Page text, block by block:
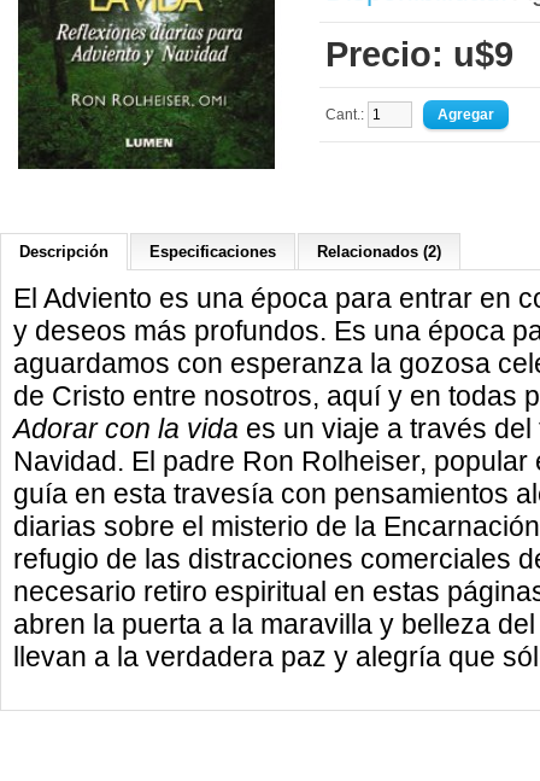
Precio: u$9
Cant.:
Descripción Especificaciones Relacionados (2)
El Adviento es una época para entrar en
y deseos más profundos. Es una época
aguardamos con esperanza la gozosa
de Cristo entre nosotros, aquí y en todas
Adorar con la vida es un viaje a través
Navidad. El padre Ron Rolheiser,
guía en esta travesía con pensamientos
diarias sobre el misterio de la
refugio de las distracciones comerciales
necesario retiro espiritual en estas
abren la puerta a la maravilla y belleza
llevan a la verdadera paz y alegría que